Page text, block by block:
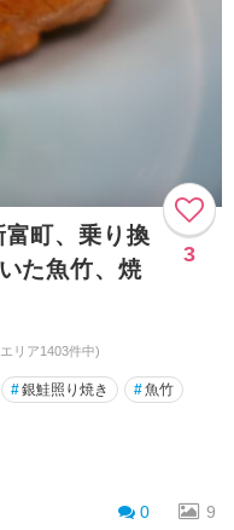
町、乗り換
た魚竹、焼
3
リア1403件中)
#銀鮭照り焼き #魚竹
0 9